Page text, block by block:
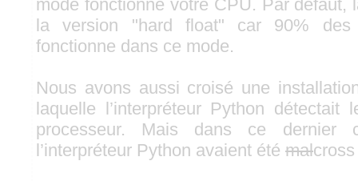
mode fonctionne votre CPU. Par défaut,
la version "hard float" car 90% des
fonctionne dans ce mode.
Nous avons aussi croisé une
laquelle l’interpréteur Python détectait
processeur. Mais dans ce
l’interpréteur Python avaient été mal